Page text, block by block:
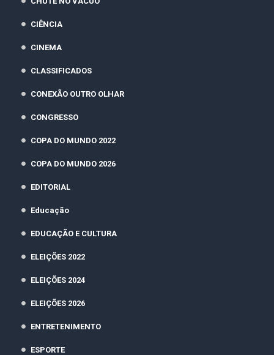
CIÊNCIA
CINEMA
CLASSIFICADOS
CONEXÃO OUTRO OLHAR
CONGRESSO
COPA DO MUNDO 2022
COPA DO MUNDO 2026
EDITORIAL
Educação
EDUCAÇÃO E CULTURA
ELEIÇÕES 2022
ELEIÇÕES 2024
ELEIÇÕES 2026
ENTRETENIMENTO
ESPORTE